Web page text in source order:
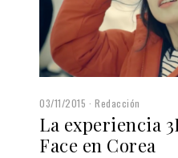
03/11/2015 Redacción
La experiencia
Face en Corea